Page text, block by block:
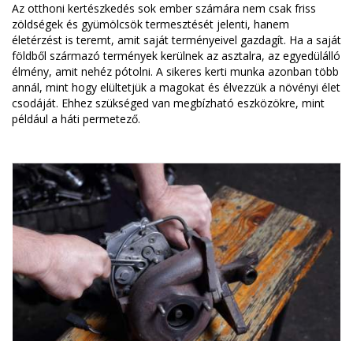
Az otthoni kertészkedés sok ember számára nem csak friss
zöldségek és gyümölcsök termesztését jelenti, hanem
életérzést is teremt, amit saját terményeivel gazdagít. Ha a saját
földből származó termények kerülnek az asztalra, az egyedülálló
élmény, amit nehéz pótolni. A sikeres kerti munka azonban több
annál, mint hogy elültetjük a magokat és élvezzük a növényi élet
csodáját. Ehhez szükséged van megbízható eszközökre, mint
például a háti permetező.